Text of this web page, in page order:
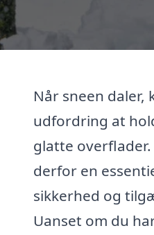
Når sneen
udfordring at
glatte
derfor en
sikkerhed og
Uanset om du